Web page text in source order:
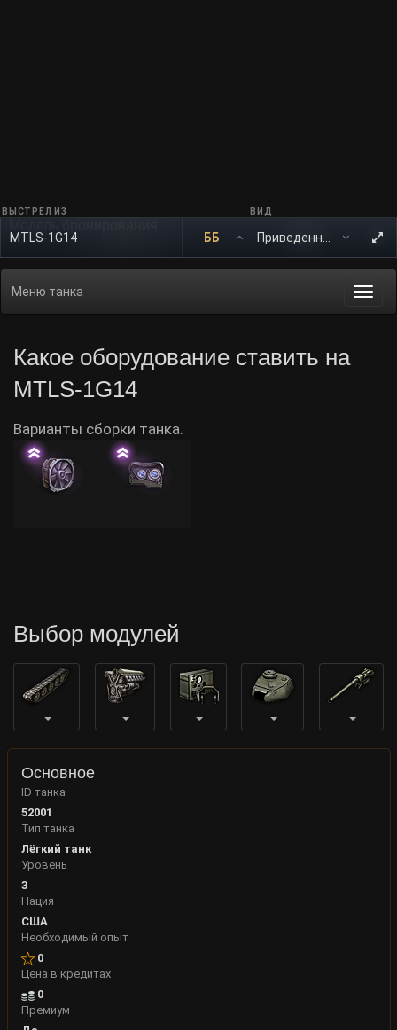
ВЫСТРЕЛ ИЗ
MTLS-1G14 ББ
ВИД
Меню танка
Какое оборудование ставить на
MTLS-1G14
Варианты сборки танка.
Выбор модулей
Основное
ID танка
52001
Тип танка
Лёгкий танк
Уровень
3
Нация
США
Необходимый опыт
0
Цена в кредитах
0
Премиум